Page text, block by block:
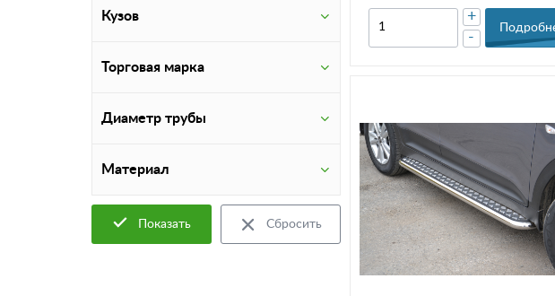
Кузов
Торговая марка
Диаметр трубы
Материал
Показать Сбросить
-
+